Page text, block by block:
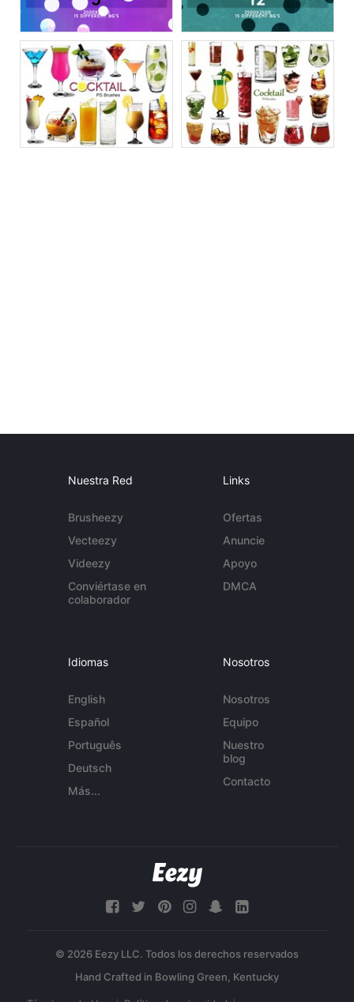
Nuestra Red
Brusheezy
Vecteezy
Videezy
Conviértase en
colaborador
Links
Ofertas
Anuncie
Apoyo
DMCA
Idiomas
English
Español
Português
Deutsch
Más...
Nosotros
Nosotros
Equipo
Nuestro
blog
Contacto
© 2026 Eezy LLC. Todos los derechos reservados